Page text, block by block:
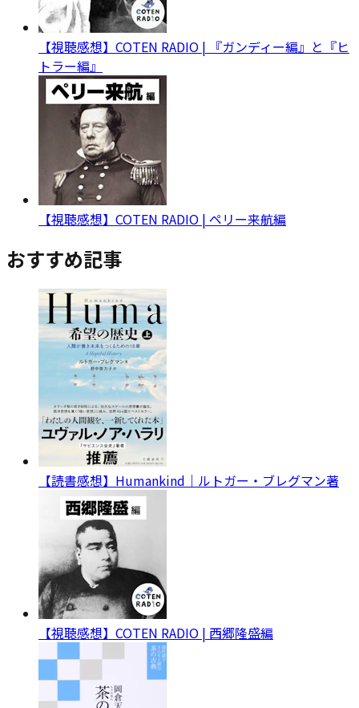
【視聴感想】COTEN RADIO | 『ガンディー編』と『ヒ
トラー編』
【視聴感想】COTEN RADIO | ペリー来航編
おすすめ記事
【読書感想】Humankind｜ルトガー・ブレグマン著
【視聴感想】COTEN RADIO | 西郷隆盛編